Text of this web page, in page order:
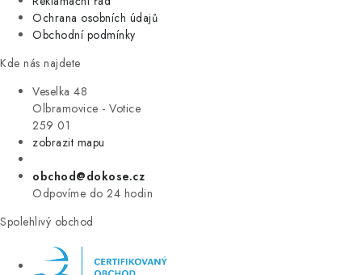
Ochrana osobních údajů
Obchodní podmínky
Kde nás najdete
Veselka 48
Olbramovice - Votice
259 01
zobrazit mapu
obchod@dokose.cz
Odpovíme do 24 hodin
Spolehlivý obchod
DOMÁCNOST
ÚKLID
VÝPRODEJ
ZNAČKY
Úvod Kontakt Blog
Moje objednávka